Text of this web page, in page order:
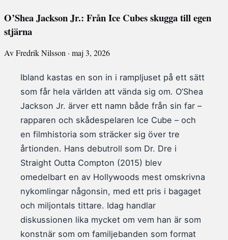
O’Shea Jackson Jr.: Från Ice Cubes skugga till egen
stjärna
Av Fredrik Nilsson · maj 3, 2026
Ibland kastas en son in i rampljuset på ett sätt
som får hela världen att vända sig om. O’Shea
Jackson Jr. ärver ett namn både från sin far –
rapparen och skådespelaren Ice Cube – och
en filmhistoria som sträcker sig över tre
årtionden. Hans debutroll som Dr. Dre i
Straight Outta Compton (2015) blev
omedelbart en av Hollywoods mest omskrivna
nykomlingar någonsin, med ett pris i bagaget
och miljontals tittare. Idag handlar
diskussionen lika mycket om vem han är som
konstnär som om familjebanden som format